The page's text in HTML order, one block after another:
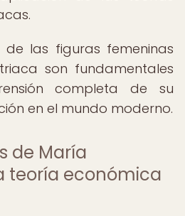
de las figuras femeninas
son fundamentales
completa de su
en el mundo moderno.
de María
teoría económica